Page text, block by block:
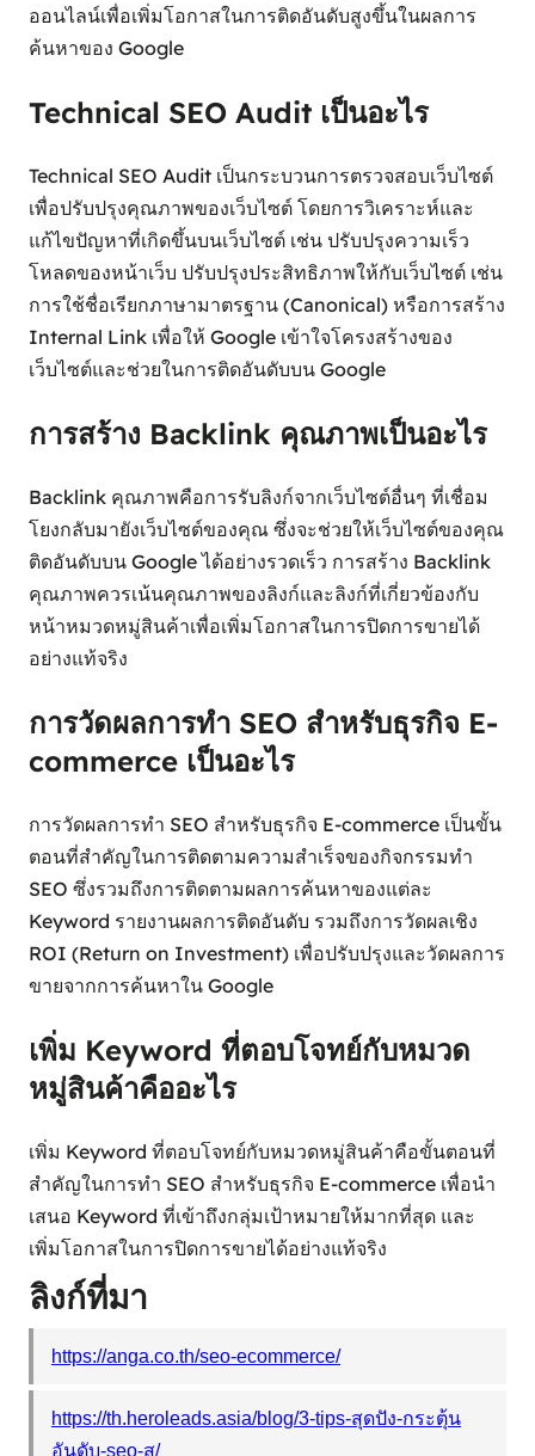
ออนไลน์เพื่อเพิ่มโอกาสในการติดอันดับสูงขึ้นในผลการ
ค้นหาของ Google
Technical SEO Audit เป็นอะไร
Technical SEO Audit เป็นกระบวนการตรวจสอบเว็บไซต์
เพื่อปรับปรุงคุณภาพของเว็บไซต์ โดยการวิเคราะห์และ
แก้ไขปัญหาที่เกิดขึ้นบนเว็บไซต์ เช่น ปรับปรุงความเร็ว
โหลดของหน้าเว็บ ปรับปรุงประสิทธิภาพให้กับเว็บไซต์ เช่น
การใช้ชื่อเรียกภาษามาตรฐาน (Canonical) หรือการสร้าง
Internal Link เพื่อให้ Google เข้าใจโครงสร้างของ
เว็บไซต์และช่วยในการติดอันดับบน Google
การสร้าง Backlink คุณภาพเป็นอะไร
Backlink คุณภาพคือการรับลิงก์จากเว็บไซต์อื่นๆ ที่เชื่อม
โยงกลับมายังเว็บไซต์ของคุณ ซึ่งจะช่วยให้เว็บไซต์ของคุณ
ติดอันดับบน Google ได้อย่างรวดเร็ว การสร้าง Backlink
คุณภาพควรเน้นคุณภาพของลิงก์และลิงก์ที่เกี่ยวข้องกับ
หน้าหมวดหมู่สินค้าเพื่อเพิ่มโอกาสในการปิดการขายได้
อย่างแท้จริง
การวัดผลการทำ SEO สำหรับธุรกิจ E-
commerce เป็นอะไร
การวัดผลการทำ SEO สำหรับธุรกิจ E-commerce เป็นขั้น
ตอนที่สำคัญในการติดตามความสำเร็จของกิจกรรมทำ
SEO ซึ่งรวมถึงการติดตามผลการค้นหาของแต่ละ
Keyword รายงานผลการติดอันดับ รวมถึงการวัดผลเชิง
ROI (Return on Investment) เพื่อปรับปรุงและวัดผลการ
ขายจากการค้นหาใน Google
เพิ่ม Keyword ที่ตอบโจทย์กับหมวด
หมู่สินค้าคืออะไร
เพิ่ม Keyword ที่ตอบโจทย์กับหมวดหมู่สินค้าคือขั้นตอนที่
สำคัญในการทำ SEO สำหรับธุรกิจ E-commerce เพื่อนำ
เสนอ Keyword ที่เข้าถึงกลุ่มเป้าหมายให้มากที่สุด และ
เพิ่มโอกาสในการปิดการขายได้อย่างแท้จริง
ลิงก์ที่มา
https://anga.co.th/seo-ecommerce/
https://th.heroleads.asia/blog/3-tips-สุดปัง-กระตุ้น
อันดับ-seo-ส/